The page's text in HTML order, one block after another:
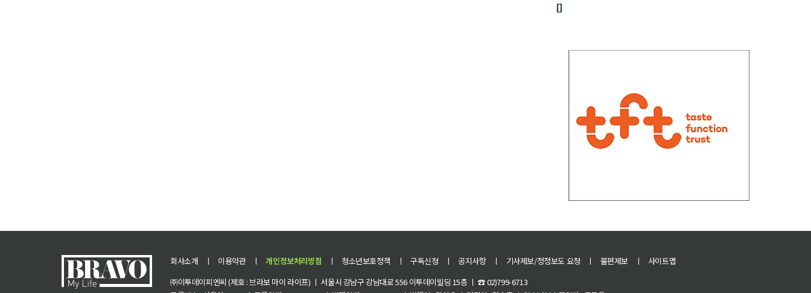
[]
회사소개 ㅣ 이용약관 ㅣ 개인정보처리방침 ㅣ 청소년보호정책 ㅣ 구독신청 ㅣ 공지사항 ㅣ 기사제보/정정보도 요청 ㅣ 불편제보 ㅣ
사이트맵
㈜이투데이피엔씨 (제호 : 브라보 마이 라이프) ㅣ 서울시 강남구 강남대로 556 이투데이빌딩 15층 ㅣ ☎ 02)799-6713